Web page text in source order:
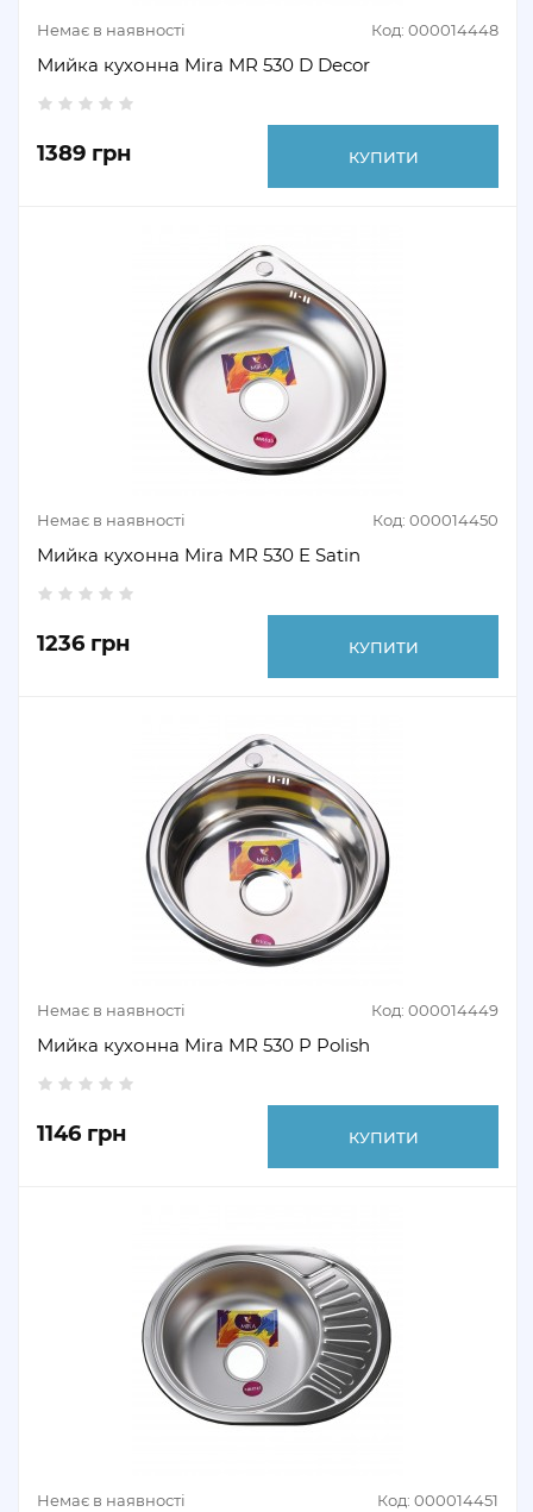
Немає в наявності Код: 000014448
Мийка кухонна Mira MR 530 D Decor
1389 грн КУПИТИ
Немає в наявності Код: 000014450
Мийка кухонна Mira MR 530 E Satin
1236 грн КУПИТИ
Немає в наявності Код: 000014449
Мийка кухонна Mira MR 530 P Polish
1146 грн КУПИТИ
Немає в наявності Код: 000014451